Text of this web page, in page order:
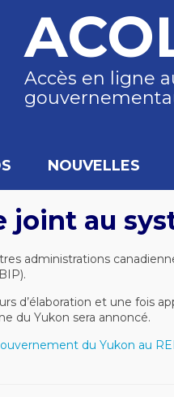
Accès en ligne
NOUVELLES
joint au
administrations
d’élaboration et une fois
du Yukon sera annoncé.
du Yukon au